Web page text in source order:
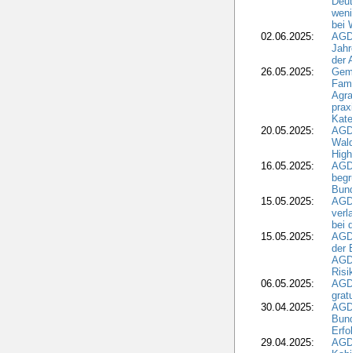
bei
02.06.2025:
der
26.05.2025:
20.05.2025:
16.05.2025:
15.05.2025:
bei
15.05.2025:
der
06.05.2025:
30.04.2025:
29.04.2025: